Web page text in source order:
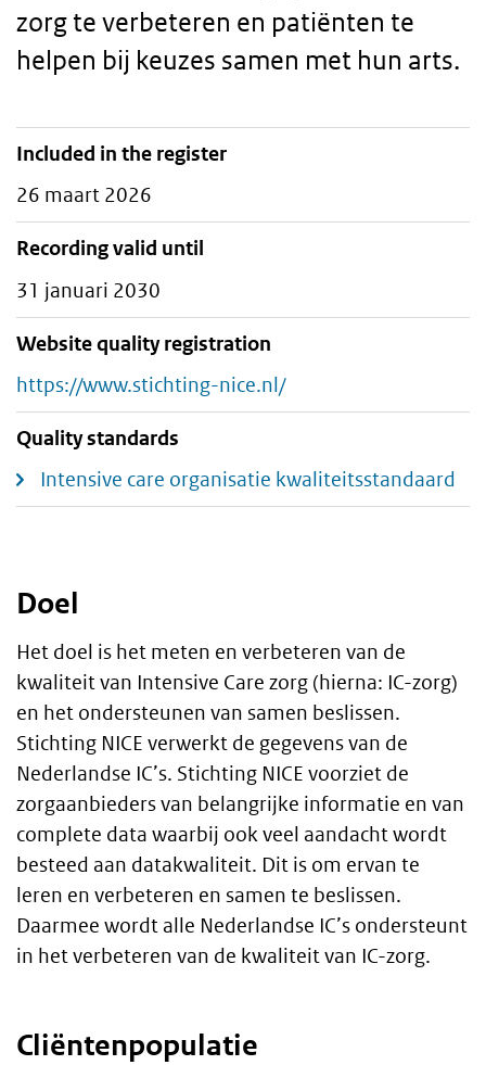
zorg te verbeteren en patiënten te
helpen bij keuzes samen met hun arts.
Staalkaart
Included in the register
26 maart 2026
Recording valid until
31 januari 2030
Website quality registration
https://www.stichting-nice.nl/
Quality standards
Intensive care organisatie kwaliteitsstandaard
Doel
Het doel is het meten en verbeteren van de
kwaliteit van Intensive Care zorg (hierna: IC-zorg)
en het ondersteunen van samen beslissen.
Stichting NICE verwerkt de gegevens van de
Nederlandse IC’s. Stichting NICE voorziet de
zorgaanbieders van belangrijke informatie en van
complete data waarbij ook veel aandacht wordt
besteed aan datakwaliteit. Dit is om ervan te
leren en verbeteren en samen te beslissen.
Daarmee wordt alle Nederlandse IC’s ondersteunt
in het verbeteren van de kwaliteit van IC-zorg.
Cliëntenpopulatie